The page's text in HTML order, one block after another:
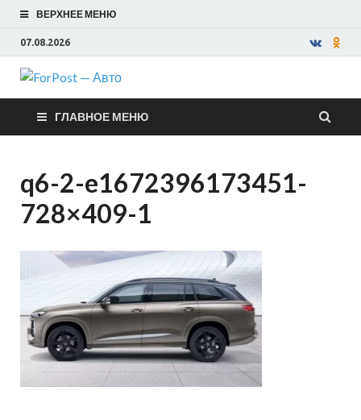
ВЕРХНЕЕ МЕНЮ
07.08.2026
ForPost —
Авто
ГЛАВНОЕ МЕНЮ
q6-2-e1672396173451-
728×409-1